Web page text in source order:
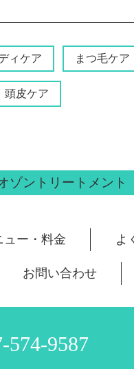
ィケア まつ毛ケア
頭皮ケア
ゾントリートメント
ュー・料金 よ
お問い合わせ
574-9587